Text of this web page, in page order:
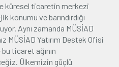
küresel ticaretin merkezi
ve barındırdığı
Aynı zamanda MÜSİAD
MÜSİAD Yatırım Destek Ofisi
ticaret ağının
Ülkemizin güçlü